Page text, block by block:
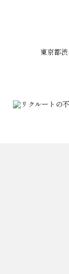
東京都